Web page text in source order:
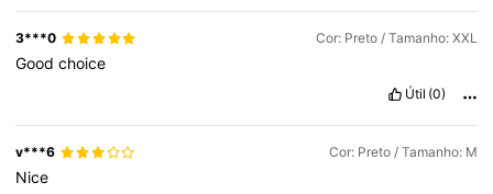
3***0 Cor: Preto / Tamanho: XXL
Goodchoice
Útil (0)
v***6 Cor: Preto / Tamanho: M
Nice